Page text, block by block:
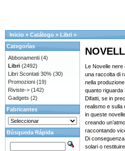
Inicio » Catálogo » Libri »
Le Novelle
una raccolta di
nella
quanto riguarda
Difatti, se in
realismo e sulla
in queste
creando
raccontando
Di
solari o
Categorías
Abbonamenti (4)
Libri (2492)
Libri Scontati 30% (30)
Promozioni (19)
Riviste-> (142)
Gadgets (2)
Fabricantes
Búsqueda Rápida